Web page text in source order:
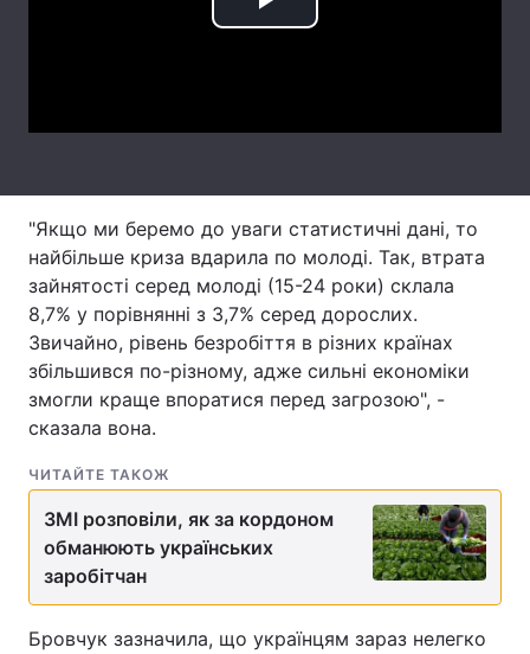
Тема оформлення
Play
"Якщо ми беремо до уваги статистичні дані, то
найбільше криза вдарила по молоді. Так, втрата
зайнятості серед молоді (15-24 роки) склала
8,7% у порівнянні з 3,7% серед дорослих.
Звичайно, рівень безробіття в різних країнах
збільшився по-різному, адже сильні економіки
змогли краще впоратися перед загрозою", -
сказала вона.
ЧИТАЙТЕ ТАКОЖ
ЗМІ розповіли, як за кордоном
обманюють українських
заробітчан
Бровчук зазначила, що українцям зараз нелегко